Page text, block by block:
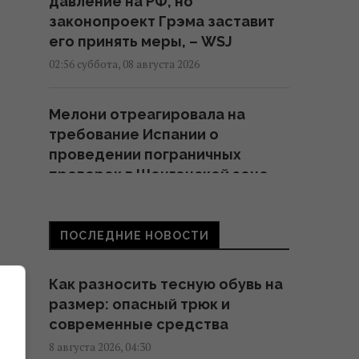
законопроект Грэма заставит
его принять меры, – WSJ
02:56 суббота, 08 августа 2026
Мелони отреагировала на
требование Испании о
проведении пограничных
проверок в Шенгенской зоне
Солнечная электростанция
маршруты животных: они
нашли выход
02:18 суббота, 08 августа 2026
ПОСЛЕДНИЕ НОВОСТИ
Как разносить тесную обувь на
размер: опасный трюк и
современные средства
8 августа 2026, 04:30